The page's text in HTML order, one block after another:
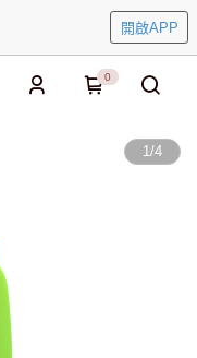
開啟APP
0
1/4